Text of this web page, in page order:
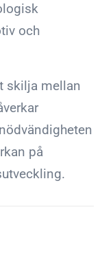
och
skilja mellan
på